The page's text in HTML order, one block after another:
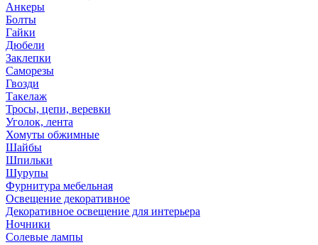
Анкеры
Болты
Гайки
Дюбели
Заклепки
Саморезы
Гвозди
Такелаж
Тросы, цепи, веревки
Уголок, лента
Хомуты обжимные
Шайбы
Шпильки
Шурупы
Фурнитура мебельная
Освещение декоративное
Декоративное освещение для интерьера
Ночники
Солевые лампы